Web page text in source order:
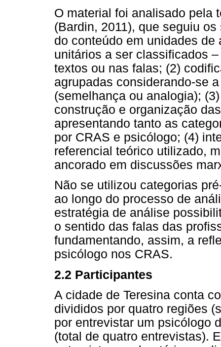
O material foi analisado pela
(Bardin, 2011), que seguiu
do conteúdo em unidades
unitários a ser classificados
textos ou nas falas; (2)
agrupadas considerando-se
(semelhança ou analogia);
construção e organização
apresentando tanto as
por CRAS e psicólogo; (4)
referencial teórico utilizado,
ancorado em discussões
Não se utilizou categorias
ao longo do processo de
estratégia de análise
o sentido das falas das
fundamentando, assim, a
psicólogo nos CRAS.
2.2 Participantes
A cidade de Teresina conta
divididos por quatro regiões
por entrevistar um psicólogo
(total de quatro entrevistas).